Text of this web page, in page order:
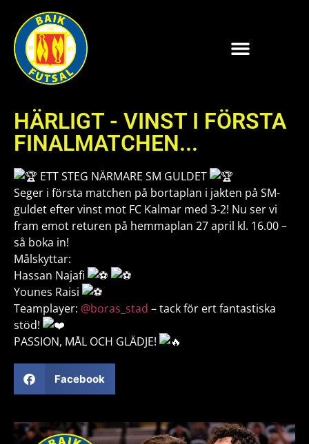
HÄRLIGT - VINST I FÖRSTA
FINALMATCHEN...
ETT STEG NÄRMARE SM GULDET
Seger i första matchen på bortaplan i jakten på SM-
guldet efter vinst mot FC Kalmar med 3-2! Nu ser vi
fram emot returen på hemmaplan 27 april kl. 16.00 –
så boka in!
Målskyttar:
Hassan Najafi ️
Younes Raisi
Teamplayer: @boras_stad – tack för ert fantastiska
stöd!
PASSION, MÅL OCH GLÄDJE!
Facebook